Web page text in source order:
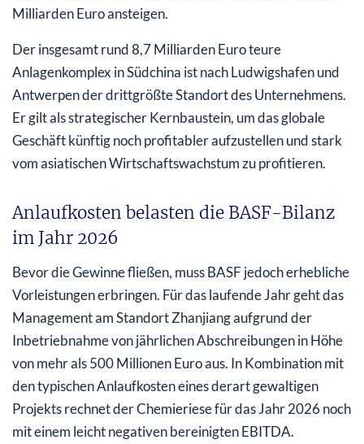
Milliarden Euro ansteigen.
Der insgesamt rund 8,7 Milliarden Euro teure
Anlagenkomplex in Südchina ist nach Ludwigshafen und
Antwerpen der drittgrößte Standort des Unternehmens.
Er gilt als strategischer Kernbaustein, um das globale
Geschäft künftig noch profitabler aufzustellen und stark
vom asiatischen Wirtschaftswachstum zu profitieren.
Anlaufkosten belasten die BASF-Bilanz
im Jahr 2026
Bevor die Gewinne fließen, muss BASF jedoch erhebliche
Vorleistungen erbringen. Für das laufende Jahr geht das
Management am Standort Zhanjiang aufgrund der
Inbetriebnahme von jährlichen Abschreibungen in Höhe
von mehr als 500 Millionen Euro aus. In Kombination mit
den typischen Anlaufkosten eines derart gewaltigen
Projekts rechnet der Chemieriese für das Jahr 2026 noch
mit einem leicht negativen bereinigten EBITDA.